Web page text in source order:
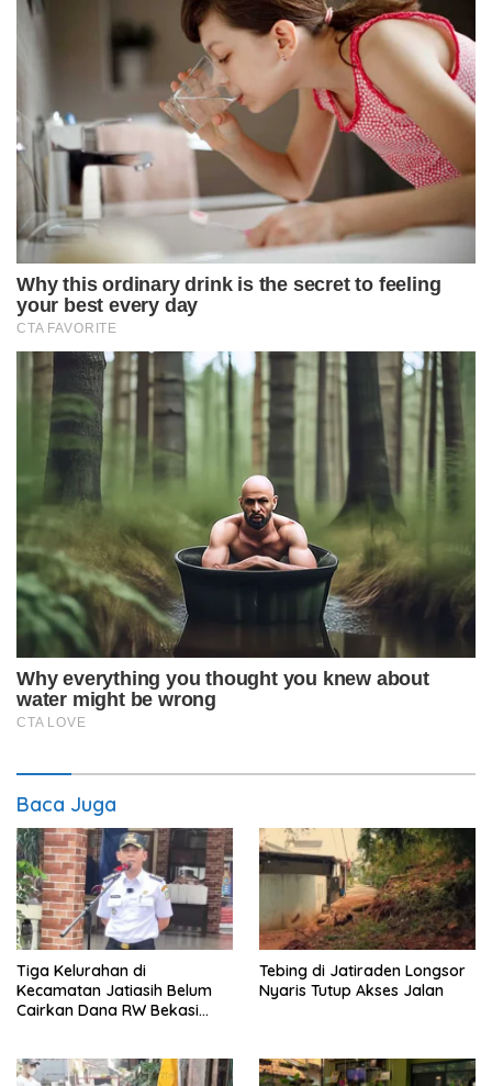
Baca Juga
Tiga Kelurahan di
Kecamatan Jatiasih Belum
Cairkan Dana RW Bekasi
Tebing di Jatiraden Longsor
Nyaris Tutup Akses Jalan